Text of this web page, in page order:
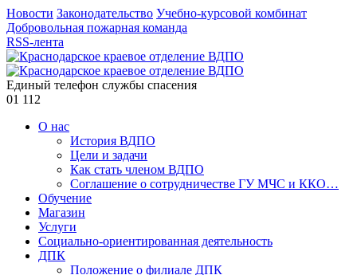
Новости Законодательство Учебно-курсовой комбинат
Добровольная пожарная команда
RSS-лента
Единый телефон службы спасения
01 112
О нас
История ВДПО
Цели и задачи
Как стать членом ВДПО
Соглашение о сотрудничестве ГУ МЧС и ККО…
Обучение
Магазин
Услуги
Социально-ориентированная деятельность
ДПК
Положение о филиале ДПК